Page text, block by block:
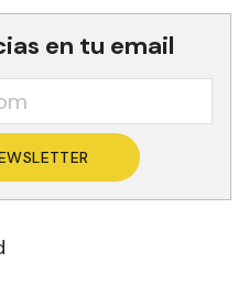
en tu email